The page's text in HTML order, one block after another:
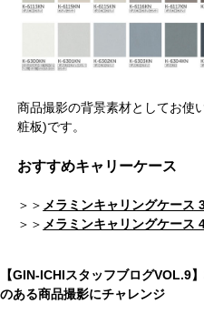
商品撮影の背景素材としてお使
粧板)です。
おすすめキャリーケース
＞＞ メラミンキャリングケース
＞＞ メラミンキャリングケース
【GIN-ICHIスタッフブログVOL.9
のある商品撮影にチャレンジ